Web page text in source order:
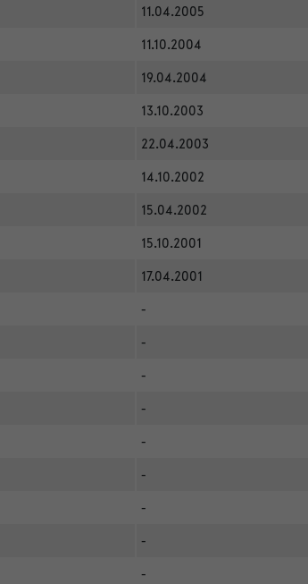
11.04.2005
11.10.2004
19.04.2004
13.10.2003
22.04.2003
14.10.2002
15.04.2002
15.10.2001
17.04.2001
-
-
-
-
-
-
-
-
-